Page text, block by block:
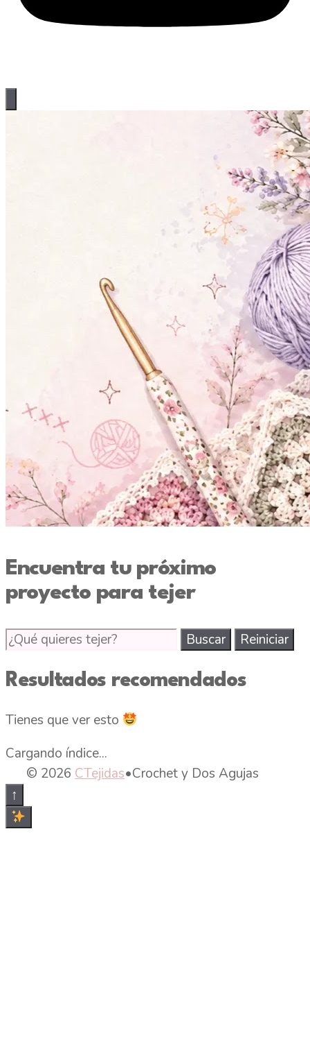
Encuentra tu próximo
proyecto para tejer
Buscar
de
en
Buscar Reiniciar
Resultados recomendados
Tienes que ver esto
Cargando índice...
© 2026 CTejidas•Crochet y Dos Agujas
↑